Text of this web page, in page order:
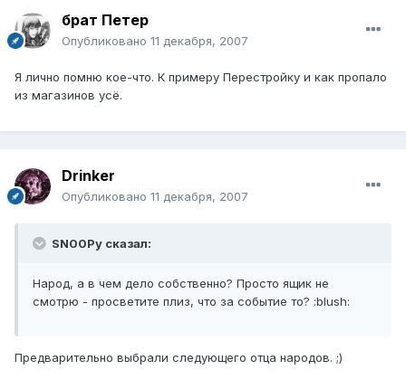
брат Петер
Опубликовано 11 декабря, 2007
Я лично помню кое-что. К примеру Перестройку и как пропало
из магазинов усё.
Drinker
Опубликовано 11 декабря, 2007
SN00Py сказал:
Народ, а в чем дело собственно? Просто ящик не
смотрю - просветите плиз, что за событие то? :blush:
Предварительно выбрали следующего отца народов. ;)